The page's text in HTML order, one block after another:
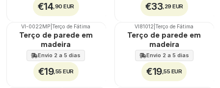
€14,90 EUR €33,29 EUR
🇵🇹
VI-0022MP |Terço de Fátima
Terço de parede em
madeira
Envio 2 a 5 dias
€19,55 EUR
🇵🇹
VI81012 |Terço de Fátima
Terço de parede em
madeira
Envio 2 a 5 dias
€19,55 EUR